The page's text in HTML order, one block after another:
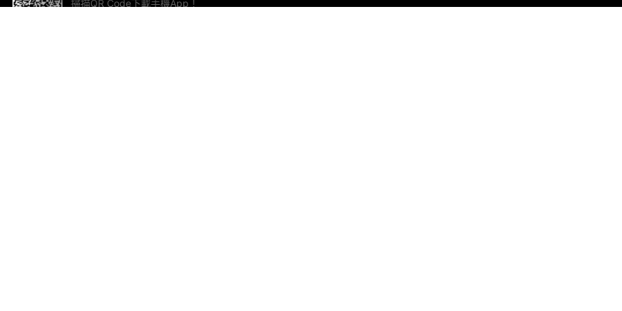
掃描QR Code下載手機App！